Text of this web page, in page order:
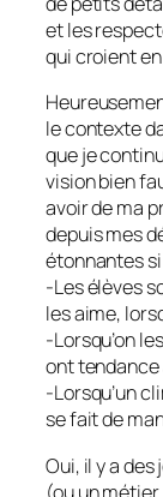
et les
qui croient
le contexte
que je
vision bien
avoir de ma
depuis mes
étonnantes si
-Les élèves
les aime,
-Lorsqu’on
ont tendance
-Lorsqu’un
se fait de
Oui, il y a des